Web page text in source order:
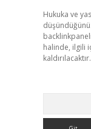
Hukuka ve
halinde, ilgili
kaldırılacaktır.